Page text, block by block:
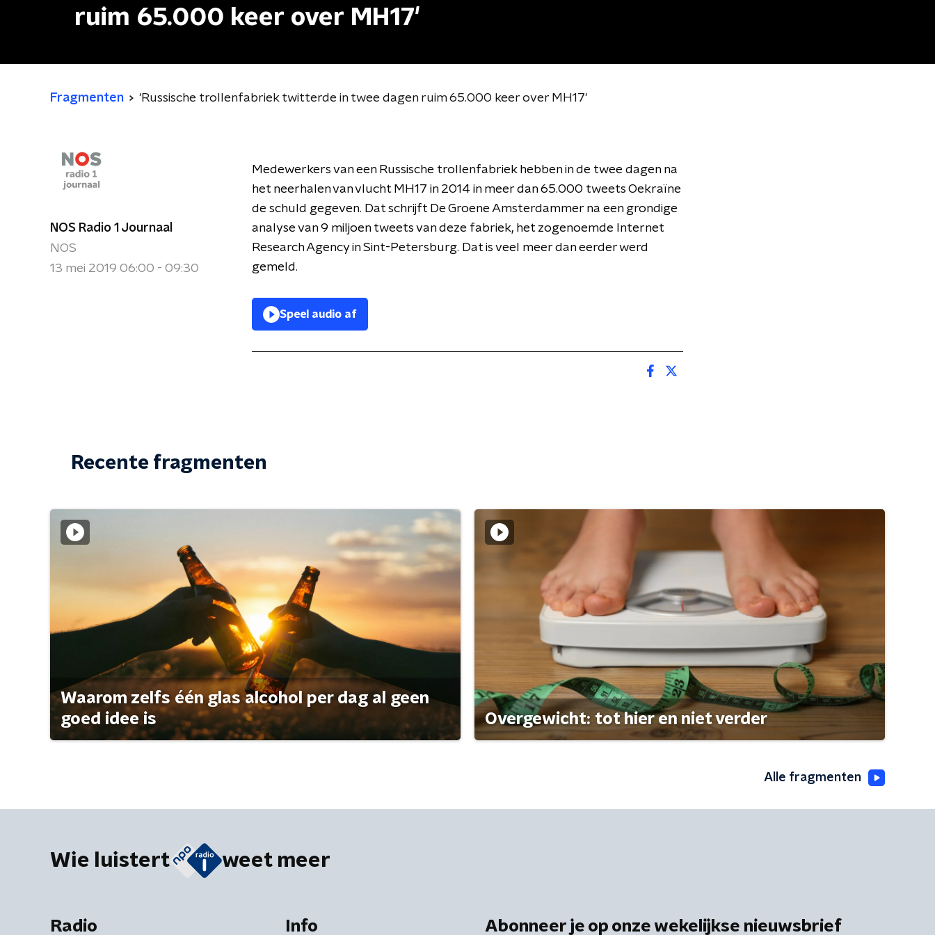
ruim 65.000 keer over MH17'
Fragmenten 'Russische trollenfabriek twitterde in twee dagen ruim 65.000 keer over MH17'
NOS Radio 1 Journaal
NOS
13 mei 2019 06:00 - 09:30
Medewerkers van een Russische trollenfabriek hebben in de twee dagen na
het neerhalen van vlucht MH17 in 2014 in meer dan 65.000 tweets Oekraïne
de schuld gegeven. Dat schrijft De Groene Amsterdammer na een grondige
analyse van 9 miljoen tweets van deze fabriek, het zogenoemde Internet
Research Agency in Sint-Petersburg. Dat is veel meer dan eerder werd
gemeld.
Speel audio af
Recente fragmenten
Waarom zelfs één glas alcohol per dag al geen
goed idee is
Overgewicht: tot hier en niet verder
Alle fragmenten
Wie luistert weet meer
Radio Info Abonneer je op onze wekelijkse nieuwsbrief